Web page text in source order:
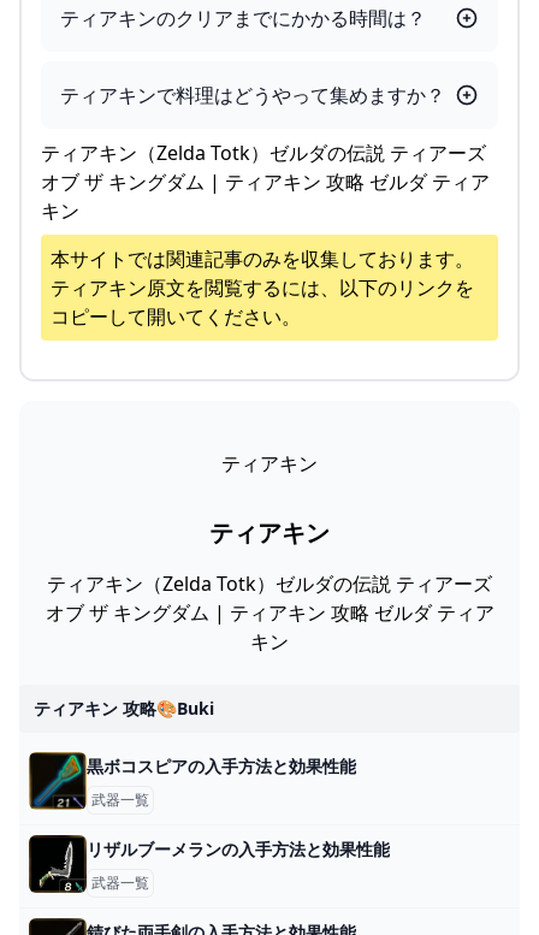
ティアキンのクリアまでにかかる時間は？
ティアキンで料理はどうやって集めますか？
ティアキン（Zelda Totk）ゼルダの伝説 ティアーズ
オブ ザ キングダム | ティアキン 攻略 ゼルダ ティア
キン
本サイトでは関連記事のみを収集しております。
ティアキン原文を閲覧するには、以下のリンクを
コピーして開いてください。
ティアキン
ティアキン
ティアキン（Zelda Totk）ゼルダの伝説 ティアーズ
オブ ザ キングダム | ティアキン 攻略 ゼルダ ティア
キン
ティアキン 攻略🎨buki
黒ボコスピアの入手方法と効果性能
武器一覧
リザルブーメランの入手方法と効果性能
武器一覧